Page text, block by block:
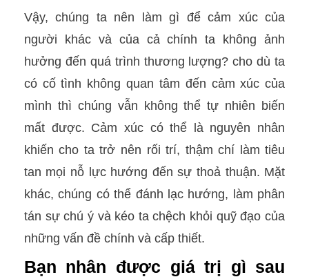
Vậy, chúng ta nên làm gì để cảm xúc của
người khác và của cả chính ta không ảnh
hưởng đến quá trình thương lượng? cho dù ta
có cố tình không quan tâm đến cảm xúc của
mình thì chúng vẫn không thể tự nhiên biến
mất được. Cảm xúc có thể là nguyên nhân
khiến cho ta trở nên rối trí, thậm chí làm tiêu
tan mọi nỗ lực hướng đến sự thoả thuận. Mặt
khác, chúng có thể đánh lạc hướng, làm phân
tán sự chú ý và kéo ta chệch khỏi quỹ đạo của
những vấn đề chính và cấp thiết.
Bạn nhân được giá trị gì sau